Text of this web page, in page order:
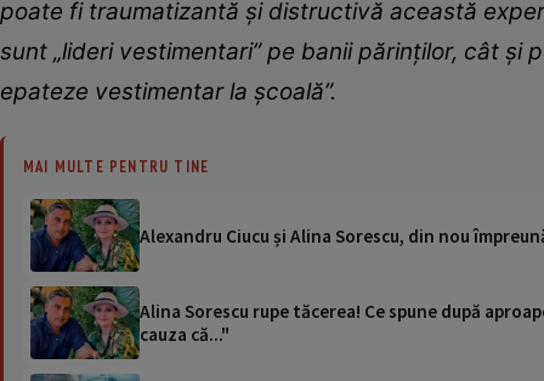
poate fi traumatizantă și distructivă această
sunt „lideri vestimentari” pe banii părinților, cât
epateze vestimentar la școală”.
MAI MULTE PENTRU TINE
Alexandru Ciucu și Alina Sorescu, din nou
Alina Sorescu rupe tăcerea! Ce spune după
cauza că..."